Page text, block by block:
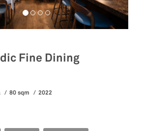
Fine Dining
80 sqm
2022